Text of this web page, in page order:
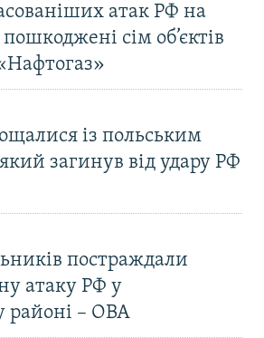
атак РФ на
сім об’єктів
із польським
загинув від удару РФ
постраждали
атаку РФ у
районі – ОВА